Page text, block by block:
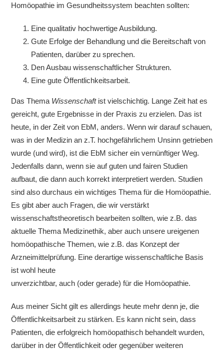
Homöopathie im Gesundheitssystem beachten sollten:
Eine qualitativ hochwertige Ausbildung.
Gute Erfolge der Behandlung und die Bereitschaft von
Patienten, darüber zu sprechen.
Den Ausbau wissenschaftlicher Strukturen.
Eine gute Öffentlichkeitsarbeit.
Das Thema Wissenschaftist vielschichtig. Lange Zeit hat es
gereicht, gute Ergebnisse in der Praxis zu erzielen. Das ist
heute, in der Zeit von EbM, anders. Wenn wir darauf schauen,
was in der Medizin an z.T. hochgefährlichem Unsinn getrieben
wurde (und wird), ist die EbM sicher ein vernünftiger Weg.
Jedenfalls dann, wenn sie auf guten und fairen Studien
aufbaut, die dann auch korrekt interpretiert werden. Studien
sind also durchaus ein wichtiges Thema für die Homöopathie.
Es gibt aber auch Fragen, die wir verstärkt
wissenschaftstheoretisch bearbeiten sollten, wie z.B. das
aktuelle Thema Medizinethik, aber auch unsere ureigenen
homöopathische Themen, wie z.B. das Konzept der
Arzneimittelprüfung. Eine derartige wissenschaftliche Basis
ist wohl heute
unverzichtbar, auch (oder gerade) für die Homöopathie.
Aus meiner Sicht gilt es allerdings heute mehr denn je, die
Öffentlichkeitsarbeit zu stärken. Es kann nicht sein, dass
Patienten, die erfolgreich homöopathisch behandelt wurden,
darüber in der Öffentlichkeit oder gegenüber weiteren